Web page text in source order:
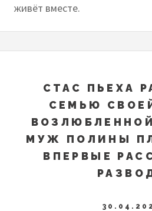
живёт вместе.
СТАС ПЬЕХА
СЕМЬЮ
МУЖ ПОЛИНЫ
ВПЕРВЫЕ